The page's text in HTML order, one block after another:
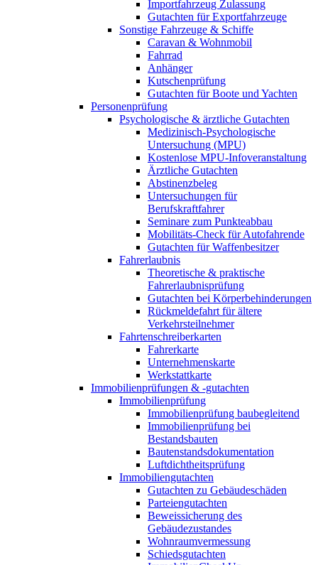
Importfahrzeug Zulassung
Gutachten für Exportfahrzeuge
Sonstige Fahrzeuge & Schiffe
Caravan & Wohnmobil
Fahrrad
Anhänger
Kutschenprüfung
Gutachten für Boote und Yachten
Personenprüfung
Psychologische & ärztliche Gutachten
Medizinisch-Psychologische
Untersuchung (MPU)
Kostenlose MPU-Infoveranstaltung
Ärztliche Gutachten
Abstinenzbeleg
Untersuchungen für
Berufskraftfahrer
Seminare zum Punkteabbau
Mobilitäts-Check für Autofahrende
Gutachten für Waffenbesitzer
Fahrerlaubnis
Theoretische & praktische
Fahrerlaubnisprüfung
Gutachten bei Körperbehinderungen
Rückmeldefahrt für ältere
Verkehrsteilnehmer
Fahrtenschreiberkarten
Fahrerkarte
Unternehmenskarte
Werkstattkarte
Immobilienprüfungen & -gutachten
Immobilienprüfung
Immobilienprüfung baubegleitend
Immobilienprüfung bei
Bestandsbauten
Bautenstandsdokumentation
Luftdichtheitsprüfung
Immobiliengutachten
Gutachten zu Gebäudeschäden
Parteiengutachten
Beweissicherung des
Gebäudezustandes
Wohnraumvermessung
Schiedsgutachten